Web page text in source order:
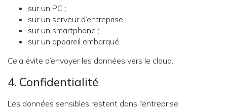
sur un PC ;
sur un serveur d’entreprise ;
sur un smartphone ;
sur un appareil embarqué.
Cela évite d’envoyer les données vers le cloud.
4. Confidentialité
Les données sensibles restent dans l’entreprise.